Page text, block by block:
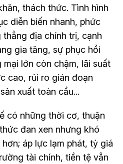
thách thức. Tình hình
diễn biến nhanh, phức
địa chính trị, cạnh
gia tăng, sự phục hồi
lớn còn chậm, lãi suất
cao, rủi ro gián đoạn
xuất toàn cầu...
có những thời cơ, thuận
đan xen nhưng khó
áp lực lạm phát, tỷ giá
tài chính, tiền tệ vẫn